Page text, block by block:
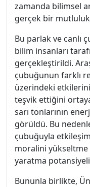
zamanda bilimsel
gerçek bir mutluluk
Bu parlak ve canlı
bilim insanları
gerçekleştirildi.
çubuğunun farklı
üzerindeki
teşvik ettiğini
sarı tonlarının
görüldü. Bu
çubuğuyla
moralini
yaratma
Bununla birlikte,